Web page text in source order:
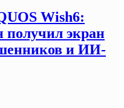
Wish6:
экран
и ИИ-